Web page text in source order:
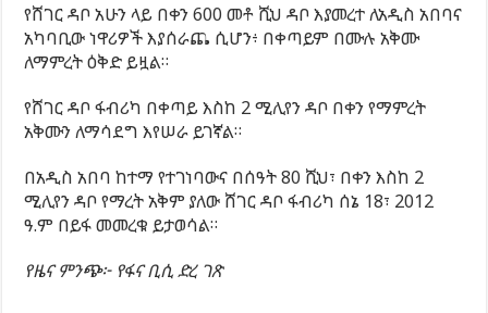
የሸገር ዳቦ አሁን ላይ በቀን 600 መቶ ሺህ ዳቦ እያመረተ ለአዲስ አበባና
አካባቢው ነዋሪዎች እያሰራጨ ሲሆን፥ በቀጣይም በሙሉ አቅሙ
ለማምረት ዕቅድ ይዟል።
የሸገር ዳቦ ፋብሪካ በቀጣይ እስከ 2 ሚሊየን ዳቦ በቀን የማምረት
አቅሙን ለማሳደግ እየሠራ ይገኛል።
በአዲስ አበባ ከተማ የተገነባውና በሰዓት 80 ሺህ፣ በቀን እስከ 2
ሚሊየን ዳቦ የማረት አቅም ያለው ሸገር ዳቦ ፋብሪካ ሰኔ 18፣ 2012
ዓ.ም በይፋ መመረቁ ይታወሳል።
የዜና ምንጭ፦ የፋና ቢሲ ድረ ገጽ